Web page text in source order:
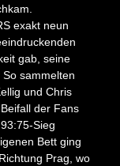
exakt neun
gab, seine
sammelten
und Chris
der Fans
Sieg
Bett ging
Prag, wo